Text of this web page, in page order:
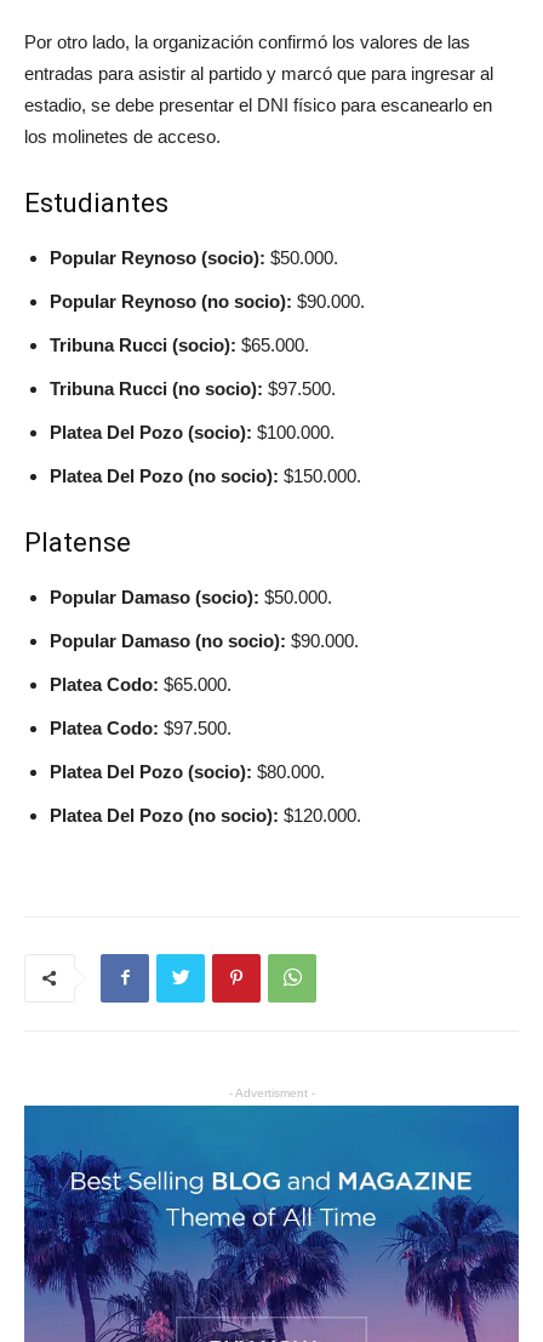
Por otro lado, la organización confirmó los valores de las
entradas para asistir al partido y marcó que para ingresar al
estadio, se debe presentar el DNI físico para escanearlo en
los molinetes de acceso.
Estudiantes
Popular Reynoso (socio): $50.000.
Popular Reynoso (no socio): $90.000.
Tribuna Rucci (socio): $65.000.
Tribuna Rucci (no socio): $97.500.
Platea Del Pozo (socio): $100.000.
Platea Del Pozo (no socio): $150.000.
Platense
Popular Damaso (socio): $50.000.
Popular Damaso (no socio): $90.000.
Platea Codo: $65.000.
Platea Codo: $97.500.
Platea Del Pozo (socio): $80.000.
Platea Del Pozo (no socio): $120.000.
- Advertisment -